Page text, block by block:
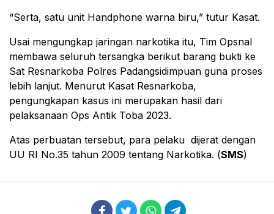
“Serta, satu unit Handphone warna biru,” tutur Kasat.
Usai mengungkap jaringan narkotika itu, Tim Opsnal
membawa seluruh tersangka berikut barang bukti ke
Sat Resnarkoba Polres Padangsidimpuan guna proses
lebih lanjut. Menurut Kasat Resnarkoba,
pengungkapan kasus ini merupakan hasil dari
pelaksanaan Ops Antik Toba 2023.
Atas perbuatan tersebut, para pelaku dijerat dengan
UU RI No.35 tahun 2009 tentang Narkotika. (SMS)